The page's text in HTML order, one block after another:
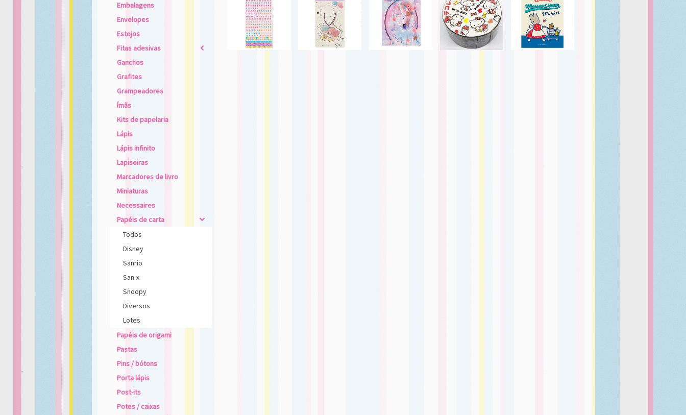
Embalagens
Envelopes
Estojos
Fitas adesivas
2
Ganchos
Grafites
Grampeadores
Ímãs
Kits de papelaria
Lápis
Lápis infinito
Lapiseiras
Marcadores de livro
Miniaturas
Necessaires
Papéis de carta
4
Todos
Disney
Sanrio
San-x
Snoopy
Diversos
Lotes
Papéis de origami
Pastas
Pins / bótons
Porta lápis
Post-its
Potes / caixas